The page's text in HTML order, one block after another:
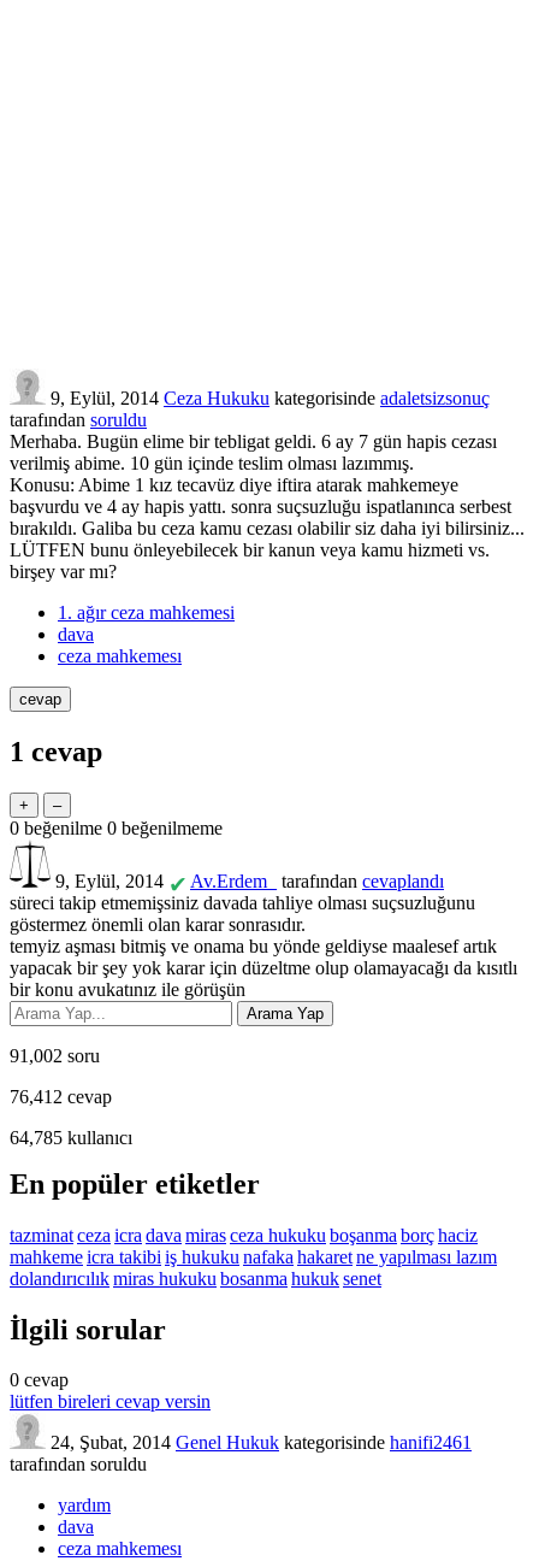
9, Eylül, 2014 Ceza Hukuku kategorisinde adaletsizsonuç
tarafından soruldu
Merhaba. Bugün elime bir tebligat geldi. 6 ay 7 gün hapis cezası
verilmiş abime. 10 gün içinde teslim olması lazımmış.
Konusu: Abime 1 kız tecavüz diye iftira atarak mahkemeye
başvurdu ve 4 ay hapis yattı. sonra suçsuzluğu ispatlanınca serbest
bırakıldı. Galiba bu ceza kamu cezası olabilir siz daha iyi bilirsiniz...
LÜTFEN bunu önleyebilecek bir kanun veya kamu hizmeti vs.
birşey var mı?
1. ağır ceza mahkemesi
dava
ceza mahkemesı
1 cevap
0 beğenilme 0 beğenilmeme
9, Eylül, 2014 ✔ Av.Erdem_ tarafından cevaplandı
süreci takip etmemişsiniz davada tahliye olması suçsuzluğunu
göstermez önemli olan karar sonrasıdır.
temyiz aşması bitmiş ve onama bu yönde geldiyse maalesef artık
yapacak bir şey yok karar için düzeltme olup olamayacağı da kısıtlı
bir konu avukatınız ile görüşün
91,002 soru
76,412 cevap
64,785 kullanıcı
En popüler etiketler
tazminatceza icra dava mirasceza hukuku boşanma borçhaciz
mahkemeicra takibi iş hukuku nafaka hakaretne yapılması lazım
dolandırıcılıkmiras hukuku bosanma hukuksenet
İlgili sorular
0 cevap
lütfen bireleri cevap versin
24, Şubat, 2014 Genel Hukuk kategorisinde hanifi2461
tarafından soruldu
yardım
dava
ceza mahkemesı